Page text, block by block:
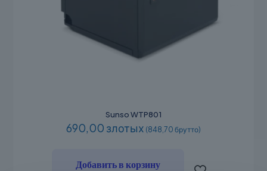
Sunso WTP801
690,00 злотых (848,70 брутто)
Добавить в корзину